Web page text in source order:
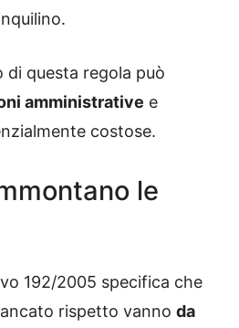
questa regola può
amministrative e
costose.
le
192/2005 specifica che
rispetto vanno da